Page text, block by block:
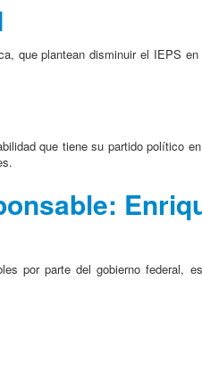
que plantean disminuir el IEPS
que tiene su partido político
por parte del gobierno federal,